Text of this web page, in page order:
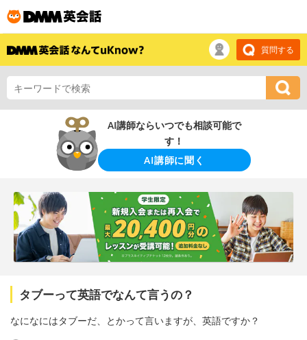
質問する
AI講師ならいつでも相談可能で
す！
AI講師に聞く
タブーって英語でなんて言うの？
なになにはタブーだ、とかって言いますが、英語ですか？